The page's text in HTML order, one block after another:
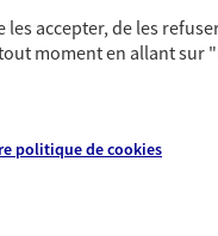
Retraite
serein, assurez-vous
Préservez vos
les accepter, de les
moment en allant sur
politique decookies